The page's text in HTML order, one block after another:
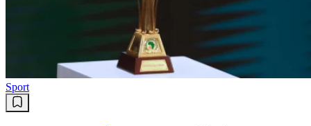
Algérie : Le futur stade de Béchar
commence à prendre forme !
(Vidéo)